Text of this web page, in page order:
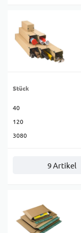
Stück
40
120
3080
9 Artikel